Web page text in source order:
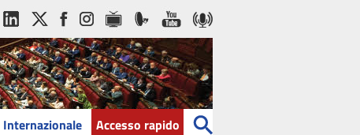
Internazionale Accesso rapido